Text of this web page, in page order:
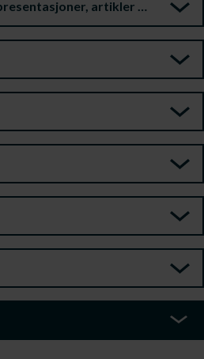
artikler m.m.